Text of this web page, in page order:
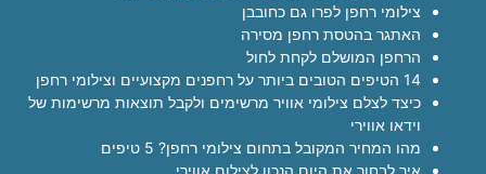
צילומי רחפן לפרו גם כחובבן
האתגר בהטסת רחפן מסירה
הרחפן המושלם לקחת לחול
14 הטיפים הטובים ביותר על רחפנים מקצועיים וצילומי רחפן
כיצד לצלם צילומי אוויר מרשימים ולקבל תוצאות מרשימות של
וידאו אווירי
מהו המחיר המקובל בתחום צילומי רחפן? 5 טיפים